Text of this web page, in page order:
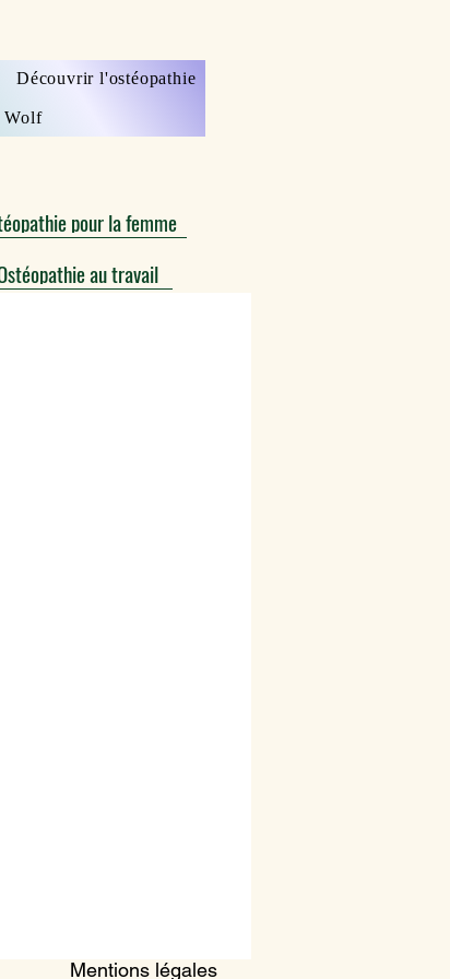
Découvrir l'ostéopathie
Wolf
pour la femme
au travail
Mentions légales